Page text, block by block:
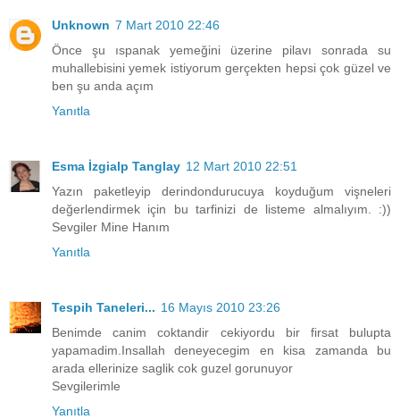
Unknown 7 Mart 2010 22:46
Önce şu ıspanak yemeğini üzerine pilavı sonrada su
muhallebisini yemek istiyorum gerçekten hepsi çok güzel ve
ben şu anda açım
Yanıtla
Esma İzgialp Tanglay 12 Mart 2010 22:51
Yazın paketleyip derindondurucuya koyduğum vişneleri
değerlendirmek için bu tarfinizi de listeme almalıyım. :))
Sevgiler Mine Hanım
Yanıtla
Tespih Taneleri... 16 Mayıs 2010 23:26
Benimde canim coktandir cekiyordu bir firsat bulupta
yapamadim.Insallah deneyecegim en kisa zamanda bu
arada ellerinize saglik cok guzel gorunuyor
Sevgilerimle
Yanıtla